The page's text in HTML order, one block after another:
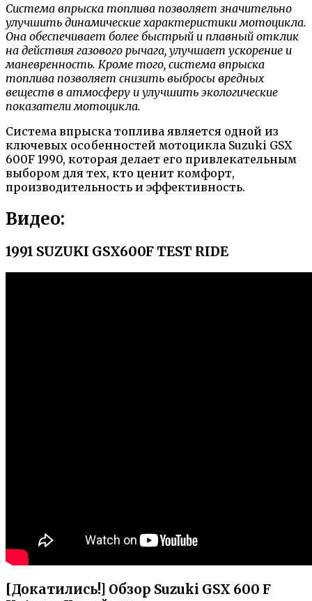
Система впрыска топлива позволяет значительно
улучшить динамические характеристики мотоцикла.
Она обеспечивает более быстрый и плавный отклик
на действия газового рычага, улучшает ускорение и
маневренность. Кроме того, система впрыска
топлива позволяет снизить выбросы вредных
веществ в атмосферу и улучшить экологические
показатели мотоцикла.
Система впрыска топлива является одной из
ключевых особенностей мотоцикла Suzuki GSX
600F 1990, которая делает его привлекательным
выбором для тех, кто ценит комфорт,
производительность и эффективность.
Видео:
1991 SUZUKI GSX600F TEST RIDE
[Докатились!] Обзор Suzuki GSX 600 F